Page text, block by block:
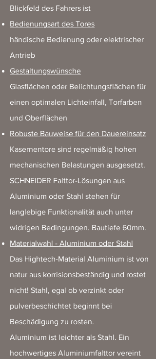
Blickfeld des Fahrers ist
Bedienungsart des Tores
händische Bedienung oder elektrischer
Antrieb
Gestaltungswünsche
Glasflächen oder Belichtungsflächen für
einen optimalen Lichteinfall, Torfarben
und Oberflächen
Robuste Bauweise für den Dauereinsatz
Kasernentore sind regelmäßig hohen
mechanischen Belastungen ausgesetzt.
SCHNEIDER Falttor-Lösungen aus
Aluminium oder Stahl stehen für
langlebige Funktionalität auch unter
widrigen Bedingungen. Bautiefe 60mm.
Materialwahl - Aluminium oder Stahl
Das Hightech-Material Aluminium ist von
natur aus korrisionsbeständig und rostet
nicht! Stahl, egal ob verzinkt oder
pulverbeschichtet beginnt bei
Beschädigung zu rosten.
Aluminium ist leichter als Stahl. Ein
hochwertiges Aluminiumfalttor vereint